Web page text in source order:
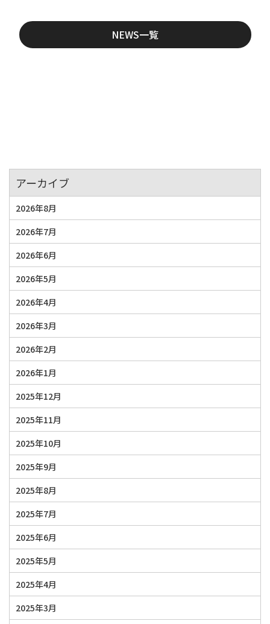
NEWS一覧
アーカイブ
2026年8月
2026年7月
2026年6月
2026年5月
2026年4月
2026年3月
2026年2月
2026年1月
2025年12月
2025年11月
2025年10月
2025年9月
2025年8月
2025年7月
2025年6月
2025年5月
2025年4月
2025年3月